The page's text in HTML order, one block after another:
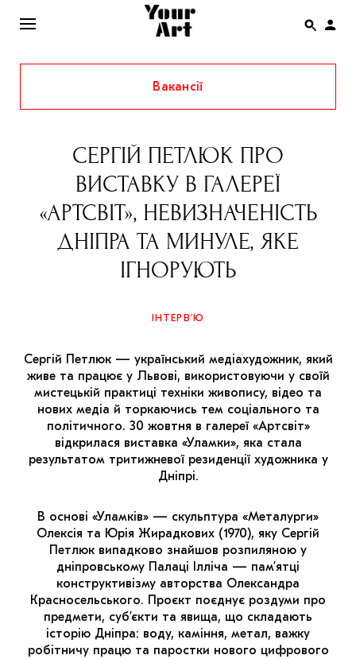
ENG
НОВИНИ
АФІША
ІНТЕРВ’Ю
СТАТТІ
КОЛОНКИ
2022
МАРІУПОЛЬСЬКІ МАРГІНАЛІЇ
ДОСЛІДНИЦЬКА ПЛАТФОРМА
ЗАПАЛЕННЯ
CARPATHIAN CULT ПРО РІЗДВЯНІ СВЯТА
Вакансії
СЕРГІЙ ПЕТЛЮК ПРО
ВИСТАВКУ В ГАЛЕРЕЇ
«АРТСВІТ», НЕВИЗНАЧЕНІСТЬ
ДНІПРА ТА МИНУЛЕ, ЯКЕ
ІГНОРУЮТЬ
ІНТЕРВ’Ю
Сергій Петлюк — український медіахудожник, який
живе та працює у Львові, використовуючи у своїй
мистецькій практиці техніки живопису, відео та
нових медіа й торкаючись тем соціального та
політичного. 30 жовтня в галереї «Артсвіт»
відкрилася виставка «Уламки», яка стала
результатом тритижневої резиденції художника у
Дніпрі.
В основі «Уламків» — скульптура «Металурги»
Олексія та Юрія Жирадкових (1970), яку Сергій
Петлюк випадково знайшов розпиляною у
дніпровському Палаці Ілліча — пам’ятці
конструктивізму авторства Олександра
Красносельського. Проєкт поєднує роздуми про
предмети, суб’єкти та явища, що складають
історію Дніпра: воду, каміння, метал, важку
робітничу працю та паростки нового цифрового